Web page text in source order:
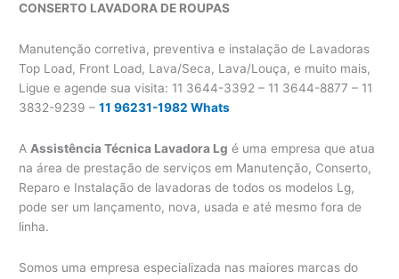
CONSERTO LAVADORA DE ROUPAS
Manutenção corretiva, preventiva e instalação de Lavadoras
Top Load, Front Load, Lava/Seca, Lava/Louça, e muito mais,
Ligue e agende sua visita: 11 3644-3392 – 11 3644-8877 – 11
3832-9239 –11 96231-1982 Whats
AAssistência Técnica Lavadora Lg é uma empresa que atua
na área de prestação de serviços em Manutenção, Conserto,
Reparo e Instalação de lavadoras de todos os modelos Lg,
pode ser um lançamento, nova, usada e até mesmo fora de
linha.
Somos uma empresa especializada nas maiores marcas do